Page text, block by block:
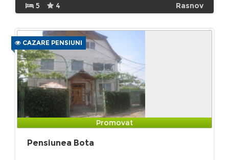
5 4 Rasnov
CAZARE PENSIUNI
Promovat
Pensiunea Bota